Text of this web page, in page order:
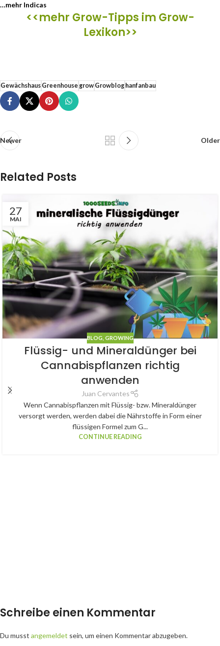
…mehr Indicas
<<mehr Grow-Tipps im Grow-
Lexikon>>
GewächshausGreenhouse growGrowbloghanfanbau
Newer Older
Related Posts
27
MAI
BLOG GROWING
Flüssig- und Mineraldünger bei
Cannabispflanzen richtig
anwenden
Juan Cervantes
Wenn Cannabispflanzen mit Flüssig- bzw. Mineraldünger
versorgt werden, werden dabei die Nährstoffe in Form einer
flüssigen Formel zum G...
CONTINUE READING
Schreibe einen Kommentar
Du musst angemeldet sein, um einen Kommentar abzugeben.